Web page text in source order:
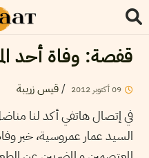
قفصة: وفاة أحد
09أكتوبر 2012
/قيس زريبة
في إتصال هاتفي أكد لنا
السيد عمار عمروسية، خبر